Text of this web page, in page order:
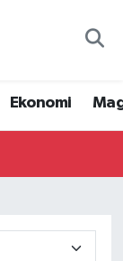
Ekonomi